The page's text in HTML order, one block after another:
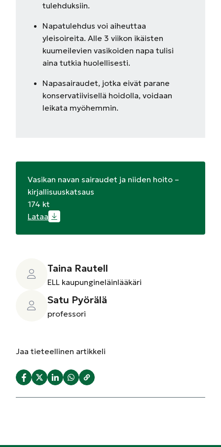
tulehduksiin.
Napatulehdus voi aiheuttaa
yleisoireita. Alle 3 viikon ikäisten
kuumeilevien vasikoiden napa tulisi
aina tutkia huolellisesti.
Napasairaudet, jotka eivät parane
konservatiivisellä hoidolla, voidaan
leikata myöhemmin.
Vasikan navan sairaudet ja niiden hoito –
kirjallisuuskatsaus
174 kt
Lataa
Taina Rautell
ELL kaupungineläinlääkäri
Satu Pyörälä
professori
Jaa tieteellinen artikkeli